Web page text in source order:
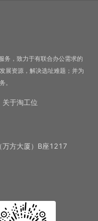
，致力于有联合办公需求的
展资源，解决选址难题；并为
。
关于淘工位
万方大厦）B座1217